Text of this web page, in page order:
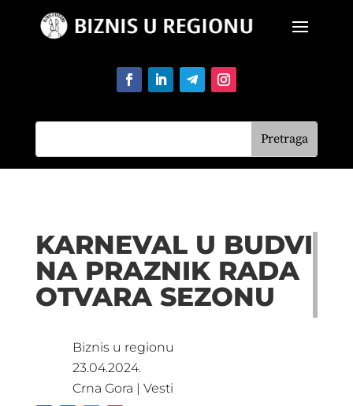
KARNEVAL U BUDVI
NA PRAZNIK RADA
OTVARA SEZONU
Biznis u regionu
23.04.2024.
Crna Gora | Vesti